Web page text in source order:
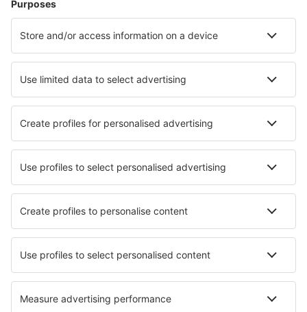
Sandane Airport (SDN)
Skien Airport (SKE)
Stavanger Sola (SVG)
Sorkjosen Airport (SOJ)
Stokmarknes Airport (SKN)
Stord Airport (SRP)
Longyear Svalbard (LYR)
Vadso Airport (VDS)
Trondheim Vaerns (TRD)
Vardo Airport (VAW)